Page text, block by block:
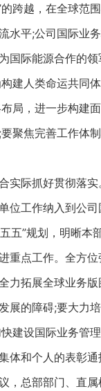
跨越，在全球范
水平;公司国际业
国际能源合作的
建人类命运共同
局，进一步构建
聚焦完善工作体
际抓好贯彻落实
位工作纳入到公
五”规划，明晰本
重点工作。全方
力拓展全球业务版
的障碍;要大力
建设国际业务管理
和个人的表彰通
，总部部门、直